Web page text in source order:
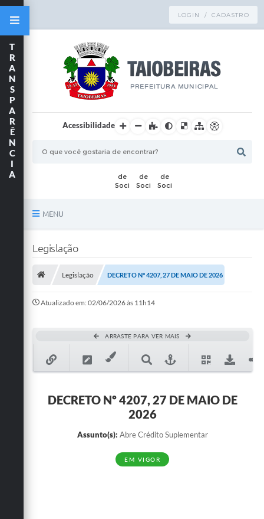
LOGIN / CADASTRO
Acessibilidade
MENU
Mapa do Site
T
R
A
N
S
P
A
R
Ê
N
C
I
A
Legislação
Legislação DECRETO Nº 4207, 27 DE MAIO DE 2026
Atualizado em: 02/06/2026 às 11h14
ARRASTE PARA VER MAIS
DECRETO Nº 4207, 27 DE MAIO DE
2026
Assunto(s): Abre Crédito Suplementar
EM VIGOR